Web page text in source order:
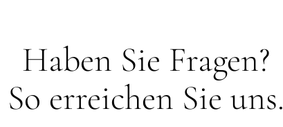
Haben Sie Fragen?
So erreichen Sie uns.